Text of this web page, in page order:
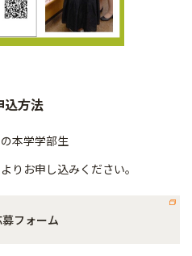
込方法
本学学部生
りお申し込みください。
フォーム